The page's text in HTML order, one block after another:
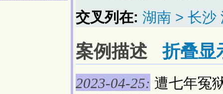
交叉列在: 湖南 > 长沙
案例描述折叠显
2023-04-25: 遭七年冤